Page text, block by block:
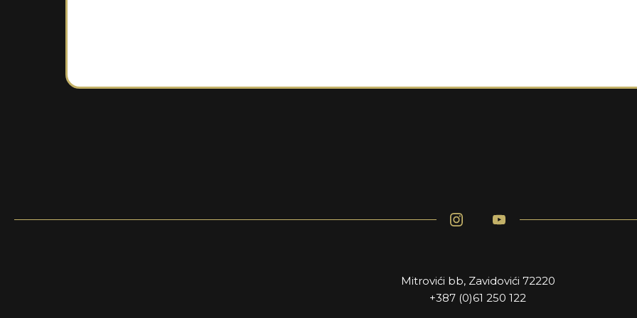
Mitrovići bb, Zavidovići 72220
+387 (0)61 250 122